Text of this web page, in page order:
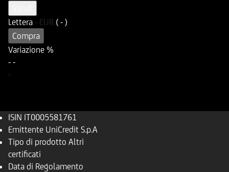
Lettera - EUR ( - )
Compra
Variazione %
- -
-
ISIN IT0005581761
Emittente UniCredit S.p.A
Tipo di prodotto Altri
certificati
Data di Regolamento